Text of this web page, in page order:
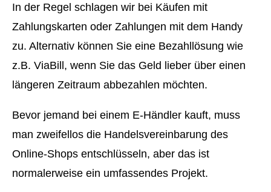
In der Regel schlagen wir bei Käufen mit
Zahlungskarten oder Zahlungen mit dem Handy
zu. Alternativ können Sie eine Bezahllösung wie
z.B. ViaBill, wenn Sie das Geld lieber über einen
längeren Zeitraum abbezahlen möchten.
Bevor jemand bei einem E-Händler kauft, muss
man zweifellos die Handelsvereinbarung des
Online-Shops entschlüsseln, aber das ist
normalerweise ein umfassendes Projekt.